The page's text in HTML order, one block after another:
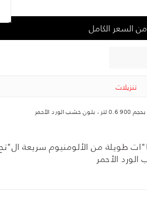
تنزيلات
الأحمر